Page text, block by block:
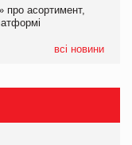
про асортимент,
всі новини
про асортимент,